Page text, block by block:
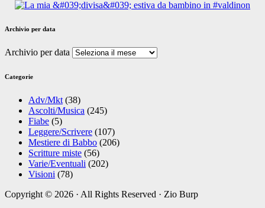
Archivio per data
Archivio per data
Categorie
Adv/Mkt (38)
Ascolti/Musica (245)
Fiabe (5)
Leggere/Scrivere (107)
Mestiere di Babbo (206)
Scritture miste (56)
Varie/Eventuali (202)
Visioni (78)
Copyright © 2026 · All Rights Reserved · Zio Burp